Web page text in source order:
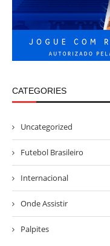
CATEGORIES
Uncategorized
Futebol Brasileiro
Internacional
Onde Assistir
Palpites